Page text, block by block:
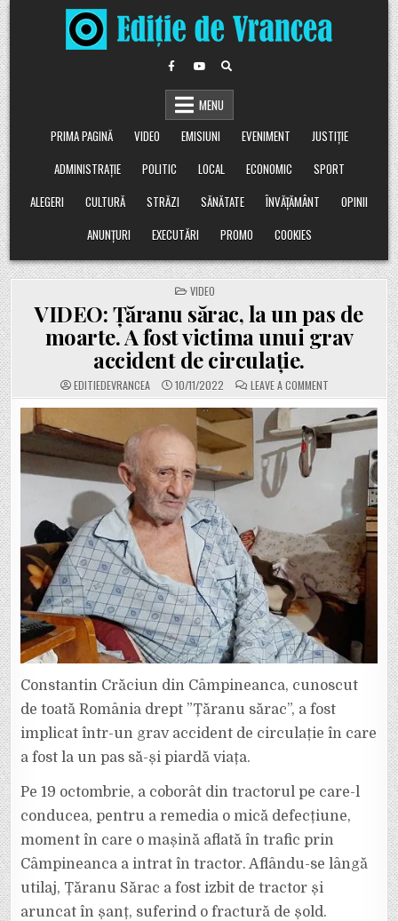
Skip
to
content
MENU
PRIMA PAGINĂ
VIDEO EMISIUNI EVENIMENT
JUSTIȚIE
ADMINISTRAȚIE
POLITIC LOCAL ECONOMIC
SPORT
ALEGERI
CULTURĂ STRĂZI SĂNĂTATE ÎNVĂȚĂMÂNT
OPINII
ANUNȚURI
EXECUTĂRI PROMO COOKIES
POSTED
IN
VIDEO
VIDEO: Țăranu sărac, la un pas de
moarte. A fost victima unui grav
accident de circulație.
EDITIEDEVRANCEA 10/11/2022 LEAVE A COMMENT
VIDEO:
ȚĂRANU
SĂRAC,
LA
UN
PAS
MOARTE.
FOST
VICTIMA
UNUI
GRAV
ACCIDENT
DE
CIRCULAȚIE.
Constantin Crăciun din Câmpineanca, cunoscut
de toată România drept ”Țăranu sărac”, a fost
implicat într-un grav accident de circulație în care
a fost la un pas să-și piardă viața.
Pe 19 octombrie, a coborât din tractorul pe care-l
conducea, pentru a remedia o mică defecțiune,
moment în care o mașină aflată în trafic prin
Câmpineanca a intrat în tractor. Aflându-se lângă
utilaj, Țăranu Sărac a fost izbit de tractor și
aruncat în șanț, suferind o fractură de șold.